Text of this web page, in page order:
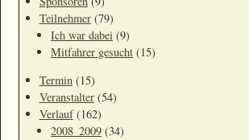
Teilnehmer(79)
Ich war dabei (9)
Mitfahrer gesucht (15)
Termin(15)
Veranstalter(54)
Verlauf(162)
2008_2009 (34)